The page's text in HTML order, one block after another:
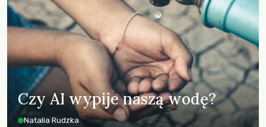
Czy AI wypije naszą wodę?
Natalia Rudzka